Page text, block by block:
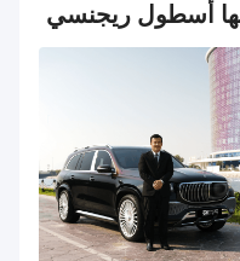
أسطول ريجنسي